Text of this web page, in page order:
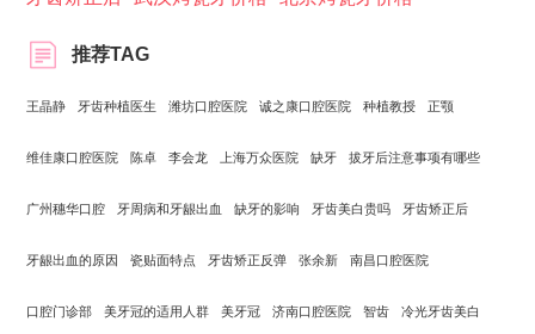
推荐TAG
王晶静 牙齿种植医生 潍坊口腔医院 诚之康口腔医院 种植教授 正颚
维佳康口腔医院 陈卓 李会龙 上海万众医院 缺牙 拔牙后注意事项有哪些
广州穗华口腔 牙周病和牙龈出血 缺牙的影响 牙齿美白贵吗 牙齿矫正后
牙龈出血的原因 瓷贴面特点 牙齿矫正反弹 张余新 南昌口腔医院
口腔门诊部 美牙冠的适用人群 美牙冠 济南口腔医院 智齿 冷光牙齿美白